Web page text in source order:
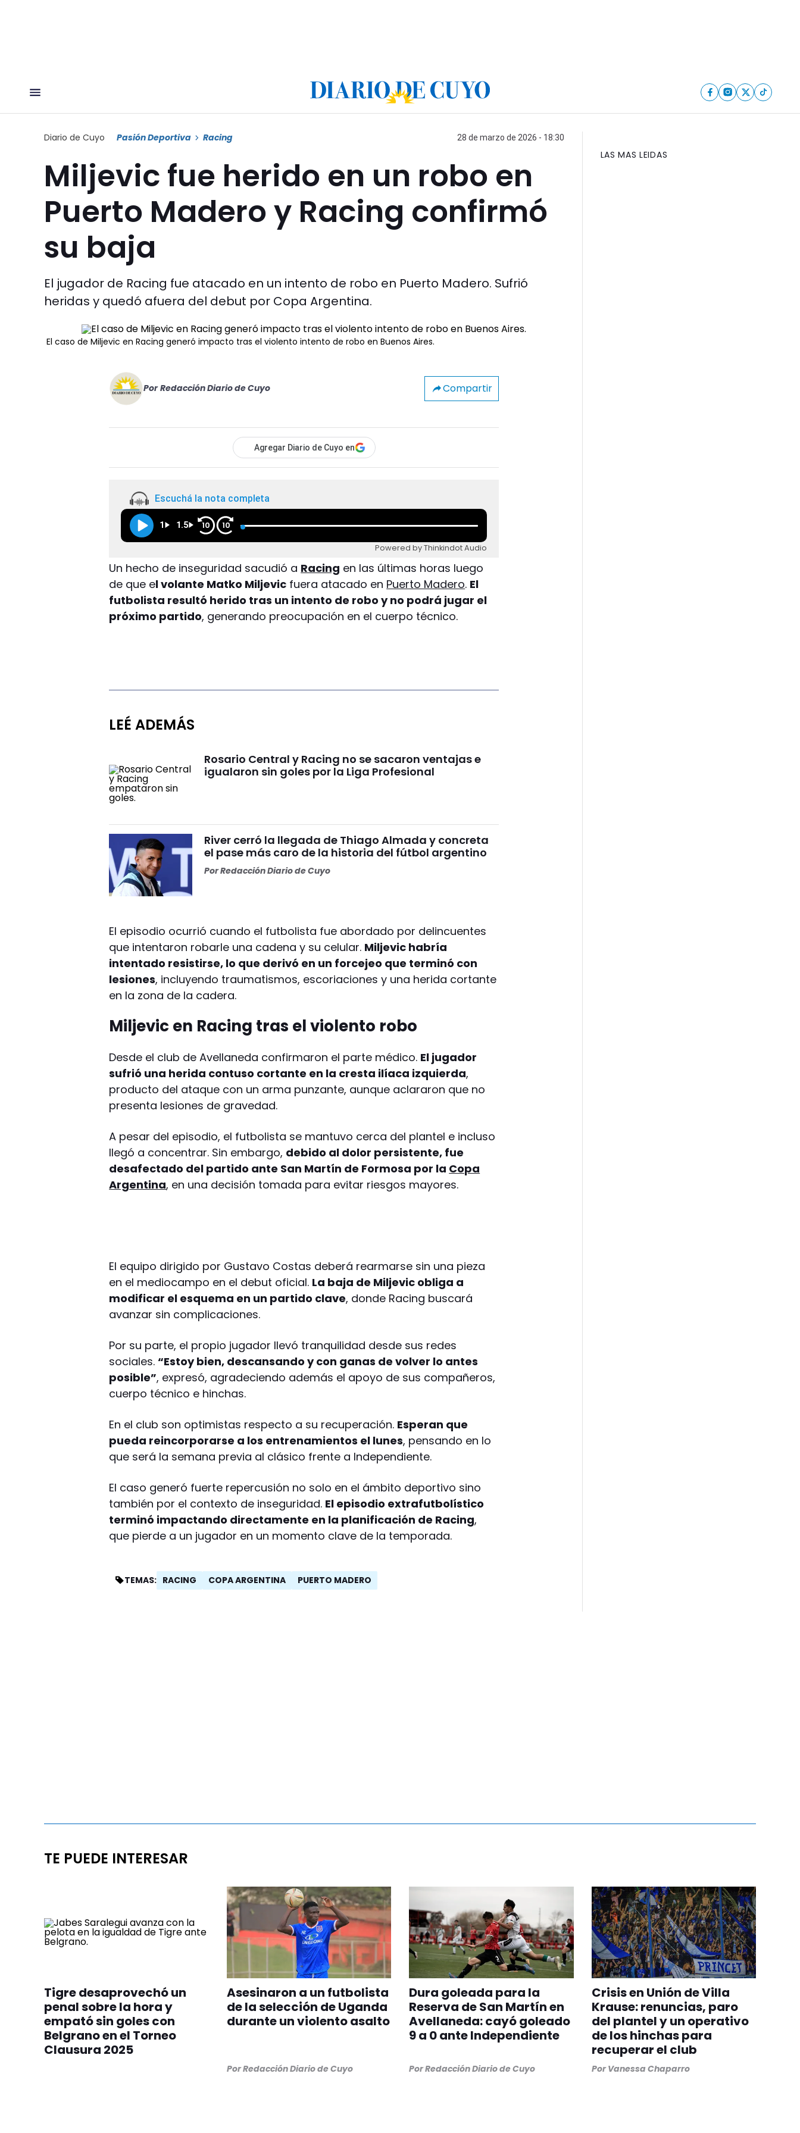
Diario de Cuyo Pasión Deportiva Racing 28 de marzo de 2026 - 18:30
Miljevic fue herido en un robo en
Puerto Madero y Racing confirmó
su baja
El jugador de Racing fue atacado en un intento de robo en Puerto Madero. Sufrió
heridas y quedó afuera del debut por Copa Argentina.
El caso de Miljevic en Racing generó impacto tras el violento intento de robo en Buenos Aires.
Por Redacción Diario de Cuyo Compartir
Agregar Diario de Cuyo en
Escuchá la nota completa
1 1.5 10 10
Powered by Thinkindot Audio
Un hecho de inseguridad sacudió a Racing en las últimas horas luego
de que el volante Matko Miljevic fuera atacado en Puerto Madero. El
futbolista resultó herido tras un intento de robo y no podrá jugar el
próximo partido, generando preocupación en el cuerpo técnico.
LEÉ ADEMÁS
Rosario Central y Racing no se sacaron ventajas e
igualaron sin goles por la Liga Profesional
River cerró la llegada de Thiago Almada y concreta
el pase más caro de la historia del fútbol argentino
PorRedacción Diario de Cuyo
El episodio ocurrió cuando el futbolista fue abordado por delincuentes
que intentaron robarle una cadena y su celular. Miljevic habría
intentado resistirse, lo que derivó en un forcejeo que terminó con
lesiones, incluyendo traumatismos, escoriaciones y una herida cortante
en la zona de la cadera.
Miljevic en Racing tras el violento robo
Desde el club de Avellaneda confirmaron el parte médico. El jugador
sufrió una herida contuso cortante en la cresta ilíaca izquierda,
producto del ataque con un arma punzante, aunque aclararon que no
presenta lesiones de gravedad.
A pesar del episodio, el futbolista se mantuvo cerca del plantel e incluso
llegó a concentrar. Sin embargo, debido al dolor persistente, fue
desafectado del partido ante San Martín de Formosa por la Copa
Argentina, en una decisión tomada para evitar riesgos mayores.
El equipo dirigido por Gustavo Costas deberá rearmarse sin una pieza
en el mediocampo en el debut oficial. La baja de Miljevic obliga a
modificar el esquema en un partido clave, donde Racing buscará
avanzar sin complicaciones.
Por su parte, el propio jugador llevó tranquilidad desde sus redes
sociales.“Estoy bien, descansando y con ganas de volver lo antes
posible”, expresó, agradeciendo además el apoyo de sus compañeros,
cuerpo técnico e hinchas.
En el club son optimistas respecto a su recuperación. Esperan que
pueda reincorporarse a los entrenamientos el lunes, pensando en lo
que será la semana previa al clásico frente a Independiente.
El caso generó fuerte repercusión no solo en el ámbito deportivo sino
también por el contexto de inseguridad. El episodio extrafutbolístico
terminó impactando directamente en la planificación de Racing,
que pierde a un jugador en un momento clave de la temporada.
TEMAS: RACING COPA ARGENTINA PUERTO MADERO
LAS MAS LEIDAS
TE PUEDE INTERESAR
Tigre desaprovechó un
penal sobre la hora y
empató sin goles con
Belgrano en el Torneo
Clausura 2025
Asesinaron a un futbolista
de la selección de Uganda
durante un violento asalto
PorRedacción Diario de Cuyo
Dura goleada para la
Reserva de San Martín en
Avellaneda: cayó goleado
9 a 0 ante Independiente
PorRedacción Diario de Cuyo
Crisis en Unión de Villa
Krause: renuncias, paro
del plantel y un operativo
de los hinchas para
recuperar el club
Por Vanessa Chaparro